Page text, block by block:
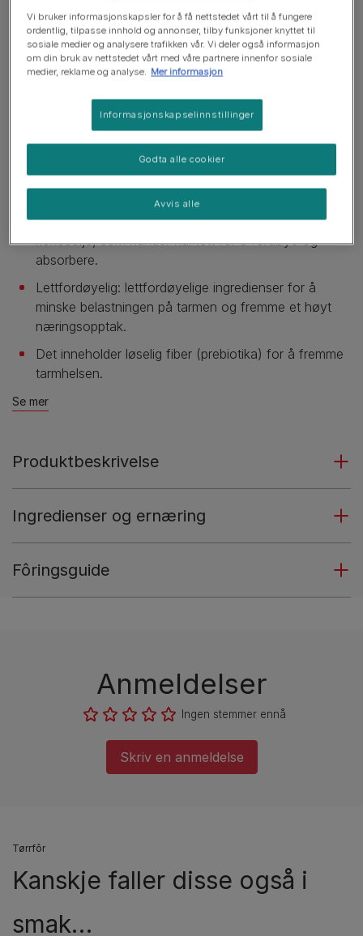
PPVD® hundefôr støtter et sunt mage-tarmsystem
PPVD® EN Gastrointestinal tørrfôr til
hunder
Lavt fettinnhold bidrar til å minimere dårlig fordøyelse
av fettet.
Mellomkjedede fettsyrer, en spesiell type fett fra
kokosolje, som hunder har lett for å fordøye og
absorbere.
Lettfordøyelig: lettfordøyelige ingredienser for å
minske belastningen på tarmen og fremme et høyt
næringsopptak.
Det inneholder løselig fiber (prebiotika) for å fremme
tarmhelsen.
Se mer
Produktbeskrivelse
Ingredienser og ernæring
Fôringsguide
Anmeldelser
Ingen stemmer ennå
Skriv en anmeldelse
Tørrfôr
Kanskje faller disse også i
smak…
Vi bruker informasjonskapsler for å få nettstedet vårt til å fungere
ordentlig, tilpasse innhold og annonser, tilby funksjoner knyttet til
sosiale medier og analysere trafikken vår. Vi deler også informasjon
om din bruk av nettstedet vårt med våre partnere innenfor sosiale
medier, reklame og analyse. Mer informasjon
Informasjonskapselinnstillinger
Avvis alle
Godta alle cookier